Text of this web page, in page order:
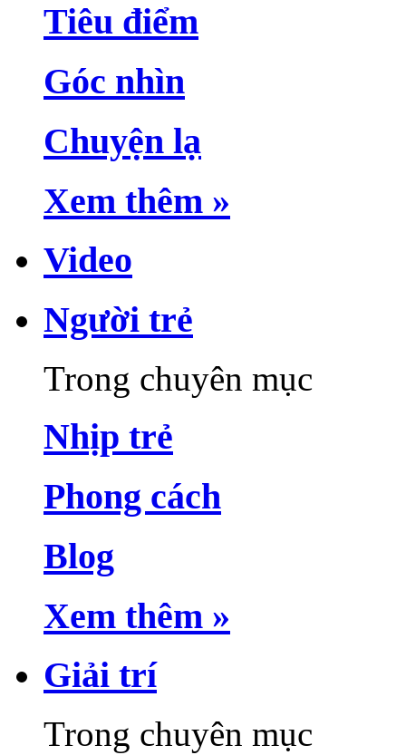
Tiêu điểm
Góc nhìn
Chuyện lạ
Xem thêm »
Video
Người trẻ
Trong chuyên mục
Nhịp trẻ
Phong cách
Blog
Xem thêm »
Giải trí
Trong chuyên mục